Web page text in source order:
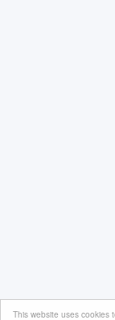
This website uses cookies